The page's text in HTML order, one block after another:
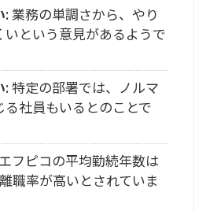
: 業務の単調さから、やり
いという意見があるようで
: 特定の部署では、ノルマ
社員もいるとのことで
フピコの平均勤続年数は
職率が高いとされていま